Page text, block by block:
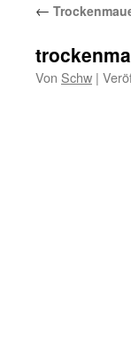
←
Von Schw |